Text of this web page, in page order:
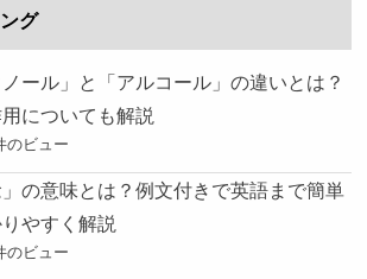
グ
ノール」と「アルコール」の違いとは？
についても解説
のビュー
」の意味とは？例文付きで英語まで簡単
やすく解説
のビュー